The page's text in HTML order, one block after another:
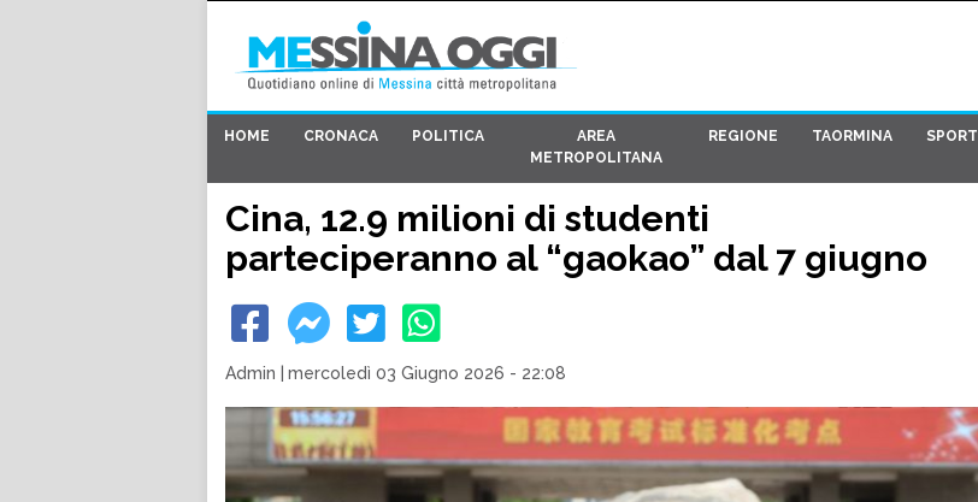
HOME CRONACA POLITICA
AREA
METROPOLITANA
REGIONE TAORMINA SPORT
Cina, 12.9 milioni di studenti
parteciperanno al “gaokao” dal 7 giugno
Admin mercoledì 03 Giugno 2026 - 22:08